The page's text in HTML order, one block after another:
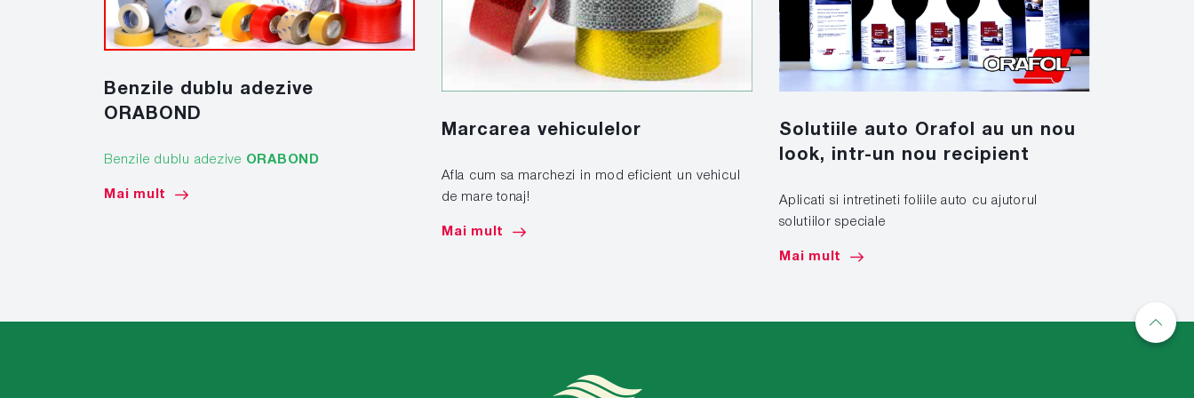
Benzile dublu adezive
ORABOND
Benzile dublu adezive ORABOND
Mai mult
Marcarea vehiculelor
Afla cum sa marchezi in mod eficient un vehicul
de mare tonaj!
Mai mult
Solutiile auto Orafol au un nou
look, intr-un nou recipient
Aplicati si intretineti foliile auto cu ajutorul
solutiilor speciale
Mai mult